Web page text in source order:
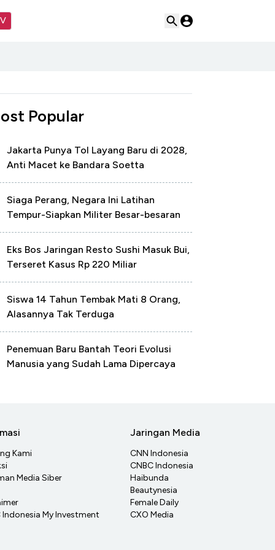
Popular
Jakarta Punya Tol Layang Baru di 2028,
Anti Macet ke Bandara Soetta
Siaga Perang, Negara Ini Latihan
Tempur-Siapkan Militer Besar-besaran
Eks Bos Jaringan Resto Sushi Masuk Bui,
Terseret Kasus Rp 220 Miliar
Siswa 14 Tahun Tembak Mati 8 Orang,
Alasannya Tak Terduga
Penemuan Baru Bantah Teori Evolusi
Manusia yang Sudah Lama Dipercaya
Kami
Media Siber
Indonesia My Investment
Jaringan Media
CNN Indonesia
CNBC Indonesia
Haibunda
Beautynesia
Female Daily
CXO Media